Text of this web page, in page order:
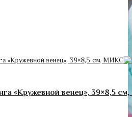
«Кружевной венец», 39×8,5